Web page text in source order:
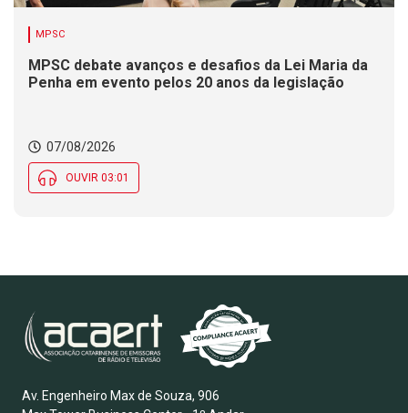
MPSC
MPSC debate avanços e desafios da Lei Maria da
Penha em evento pelos 20 anos da legislação
07/08/2026
OUVIR 03:01
Av. Engenheiro Max de Souza, 906